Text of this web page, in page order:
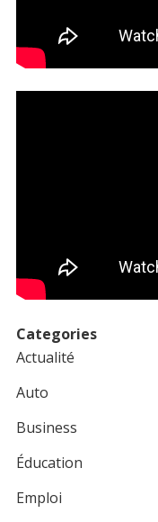
Categories
Actualité
Auto
Business
Éducation
Emploi